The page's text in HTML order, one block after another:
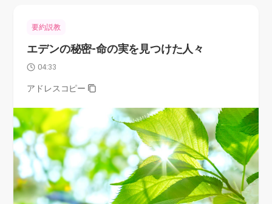
要約説教
エデンの秘密-命の実を見つけた人々
04:33
アドレスコピー